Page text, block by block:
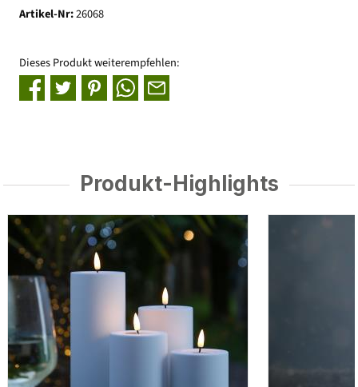
Artikel-Nr:26068
Dieses Produkt weiterempfehlen:
Produkt-Highlights